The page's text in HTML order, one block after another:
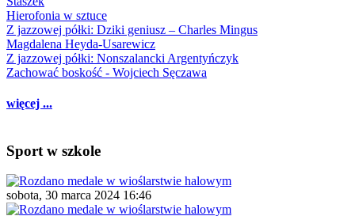
Hierofonia w sztuce
Z jazzowej półki: Dziki geniusz – Charles Mingus
Magdalena Heyda-Usarewicz
Z jazzowej półki: Nonszalancki Argentyńczyk
Zachować boskość - Wojciech Sęczawa
więcej ...
Sport w szkole
sobota, 30 marca 2024 16:46